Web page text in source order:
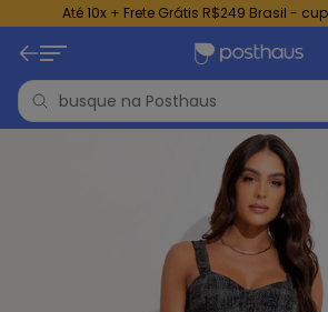
Até 10x + Frete Grátis R$249 Brasil -